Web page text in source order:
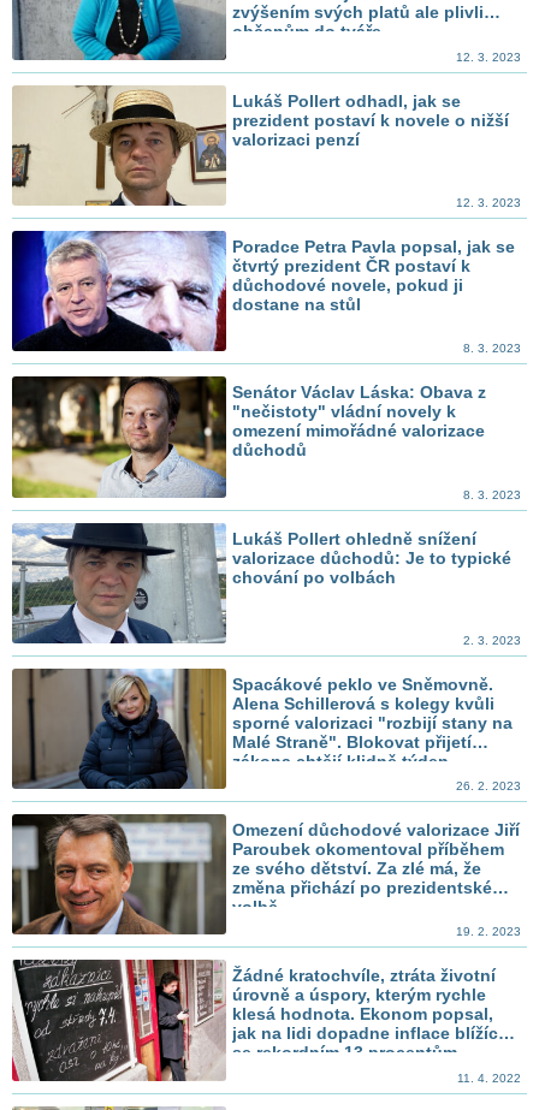
zvýšením svých platů ale plivli
občanům do tváře
12. 3. 2023
Lukáš Pollert odhadl, jak se
prezident postaví k novele o nižší
valorizaci penzí
12. 3. 2023
Poradce Petra Pavla popsal, jak se
čtvrtý prezident ČR postaví k
důchodové novele, pokud ji
dostane na stůl
8. 3. 2023
Senátor Václav Láska: Obava z
"nečistoty" vládní novely k
omezení mimořádné valorizace
důchodů
8. 3. 2023
Lukáš Pollert ohledně snížení
valorizace důchodů: Je to typické
chování po volbách
2. 3. 2023
Spacákové peklo ve Sněmovně.
Alena Schillerová s kolegy kvůli
sporné valorizaci "rozbijí stany na
Malé Straně". Blokovat přijetí
zákona chtějí klidně týden
26. 2. 2023
Omezení důchodové valorizace Jiří
Paroubek okomentoval příběhem
ze svého dětství. Za zlé má, že
změna přichází po prezidentské
volbě
19. 2. 2023
Žádné kratochvíle, ztráta životní
úrovně a úspory, kterým rychle
klesá hodnota. Ekonom popsal,
jak na lidi dopadne inflace blížící
se rekordním 13 procentům
11. 4. 2022